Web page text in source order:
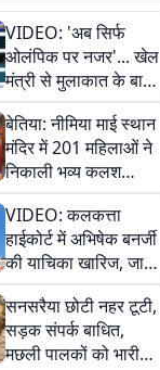
VIDEO: 'अब सिर्फ
ओलंपिक पर नजर'... खेल
मंत्री से मुलाकात के बाद
जैसमीन लंबोरिया का बड़ा
बयान
बेतिया: नीमिया माई स्थान
मंदिर में 201 महिलाओं ने
निकाली भव्य कलश
शोभायात्रा, शिवलिंग
प्राण-प्रतिष्ठा महोत्सव
शुरू
VIDEO: कलकत्ता
हाईकोर्ट में अभिषेक बनर्जी
की याचिका खारिज, जानें
क्या है पूरा मामला
सनसरैया छोटी नहर टूटी,
सड़क संपर्क बाधित,
मछली पालकों को भारी